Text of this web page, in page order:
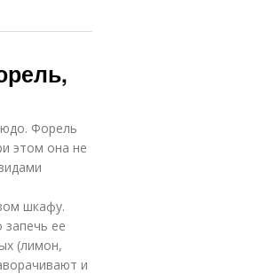
Форель
этом она не
шкафу.
ее
(лимон,
и